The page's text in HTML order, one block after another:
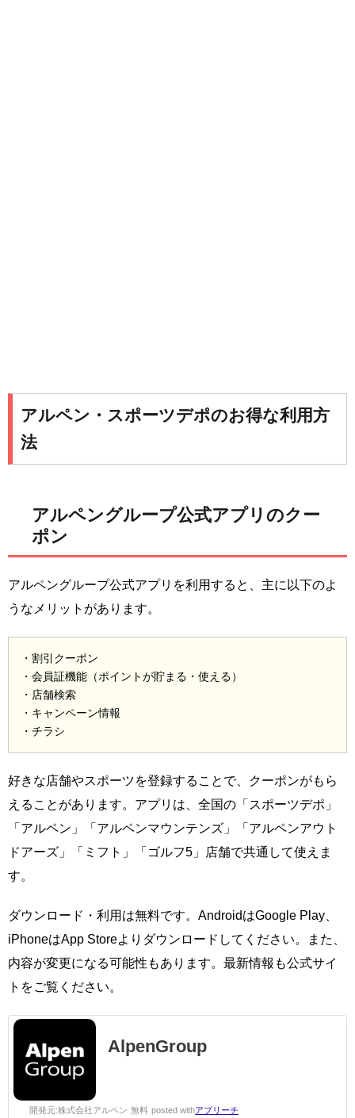
アルペン・スポーツデポのお得な利用方
法
アルペングループ公式アプリのクー
ポン
アルペングループ公式アプリを利用すると、主に以下のよ
うなメリットがあります。
・割引クーポン
・会員証機能（ポイントが貯まる・使える）
・店舗検索
・キャンペーン情報
・チラシ
好きな店舗やスポーツを登録することで、クーポンがもら
えることがあります。アプリは、全国の「スポーツデポ」
「アルペン」「アルペンマウンテンズ」「アルペンアウト
ドアーズ」「ミフト」「ゴルフ5」店舗で共通して使えま
す。
ダウンロード・利用は無料です。AndroidはGoogle Play、
iPhoneはApp Storeよりダウンロードしてください。また、
内容が変更になる可能性もあります。最新情報も公式サイ
トをご覧ください。
AlpenGroup
開発元:株式会社アルペン 無料 posted withアプリーチ